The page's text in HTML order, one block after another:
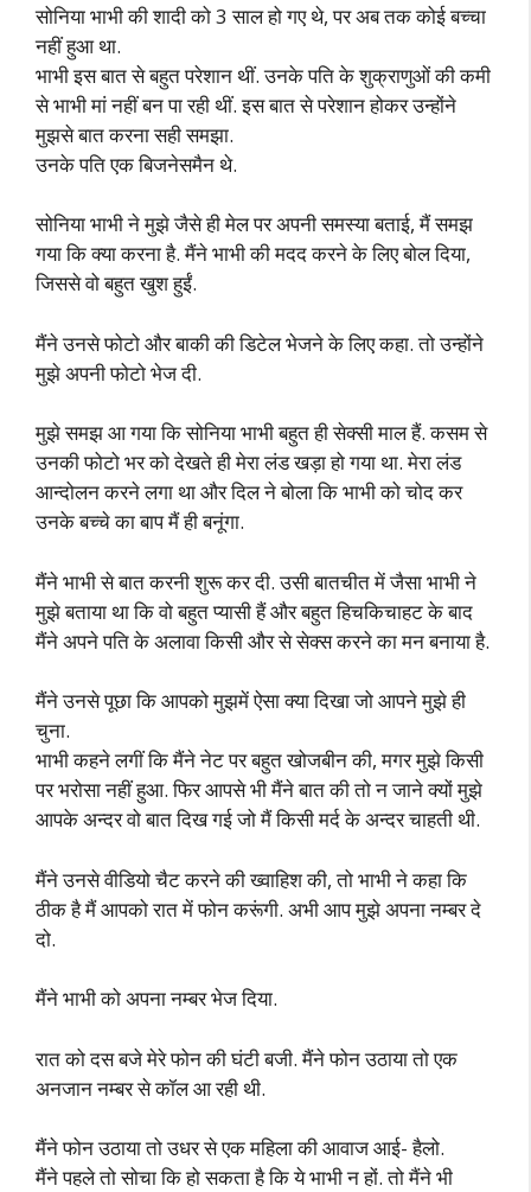
सोनिया भाभी की शादी को 3 साल हो गए थे, पर अब तक कोई बच्चा
नहीं हुआ था.
भाभी इस बात से बहुत परेशान थीं. उनके पति के शुक्राणुओं की कमी
से भाभी मां नहीं बन पा रही थीं. इस बात से परेशान होकर उन्होंने
मुझसे बात करना सही समझा.
उनके पति एक बिजनेसमैन थे.
सोनिया भाभी ने मुझे जैसे ही मेल पर अपनी समस्या बताई, मैं समझ
गया कि क्या करना है. मैंने भाभी की मदद करने के लिए बोल दिया,
जिससे वो बहुत खुश हुईं.
मैंने उनसे फोटो और बाकी की डिटेल भेजने के लिए कहा. तो उन्होंने
मुझे अपनी फोटो भेज दी.
मुझे समझ आ गया कि सोनिया भाभी बहुत ही सेक्सी माल हैं. कसम से
उनकी फोटो भर को देखते ही मेरा लंड खड़ा हो गया था. मेरा लंड
आन्दोलन करने लगा था और दिल ने बोला कि भाभी को चोद कर
उनके बच्चे का बाप मैं ही बनूंगा.
मैंने भाभी से बात करनी शुरू कर दी. उसी बातचीत में जैसा भाभी ने
मुझे बताया था कि वो बहुत प्यासी हैं और बहुत हिचकिचाहट के बाद
मैंने अपने पति के अलावा किसी और से सेक्स करने का मन बनाया है.
मैंने उनसे पूछा कि आपको मुझमें ऐसा क्या दिखा जो आपने मुझे ही
चुना.
भाभी कहने लगीं कि मैंने नेट पर बहुत खोजबीन की, मगर मुझे किसी
पर भरोसा नहीं हुआ. फिर आपसे भी मैंने बात की तो न जाने क्यों मुझे
आपके अन्दर वो बात दिख गई जो मैं किसी मर्द के अन्दर चाहती थी.
मैंने उनसे वीडियो चैट करने की ख्वाहिश की, तो भाभी ने कहा कि
ठीक है मैं आपको रात में फोन करूंगी. अभी आप मुझे अपना नम्बर दे
दो.
मैंने भाभी को अपना नम्बर भेज दिया.
रात को दस बजे मेरे फोन की घंटी बजी. मैंने फोन उठाया तो एक
अनजान नम्बर से कॉल आ रही थी.
मैंने फोन उठाया तो उधर से एक महिला की आवाज आई- हैलो.
मैंने पहले तो सोचा कि हो सकता है कि ये भाभी न हों. तो मैंने भी